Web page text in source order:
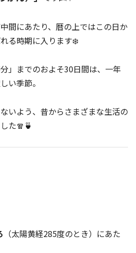
間にあたり、暦の上ではこの日か
る時期に入ります❄️
」までのおよそ30日間は、一年
い季節。
いよう、昔からさまざまな生活の
た🧣🍵
（太陽黄経285度のとき）にあた